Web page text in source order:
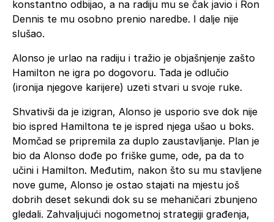
konstantno odbijao, a na radiju mu se čak javio i Ron
Dennis te mu osobno prenio naredbe. I dalje nije
slušao.
Alonso je urlao na radiju i tražio je objašnjenje zašto
Hamilton ne igra po dogovoru. Tada je odlučio
(ironija njegove karijere) uzeti stvari u svoje ruke.
Shvativši da je izigran, Alonso je usporio sve dok nije
bio ispred Hamiltona te je ispred njega ušao u boks.
Momčad se pripremila za duplo zaustavljanje. Plan je
bio da Alonso dođe po friške gume, ode, pa da to
učini i Hamilton. Međutim, nakon što su mu stavljene
nove gume, Alonso je ostao stajati na mjestu još
dobrih deset sekundi dok su se mehaničari zbunjeno
gledali. Zahvaljujući nogometnoj strategiji građenja,